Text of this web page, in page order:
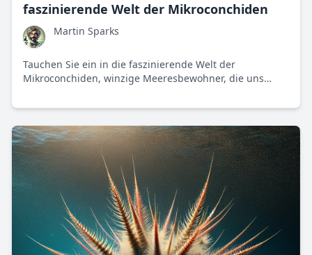
faszinierende Welt der Mikroconchiden
Martin Sparks
Tauchen Sie ein in die faszinierende Welt der
Mikroconchiden, winzige Meeresbewohner, die uns
die Devon-Zeit und die frühe Evolution erzählen.